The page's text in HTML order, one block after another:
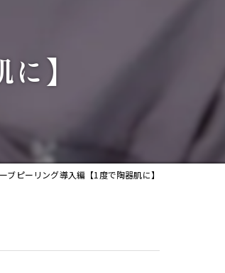
ャル】
ブピーリング導入編【1度で陶器肌に】